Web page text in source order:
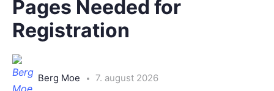
Pages Needed for
Registration
Berg Moe 7. august 2026